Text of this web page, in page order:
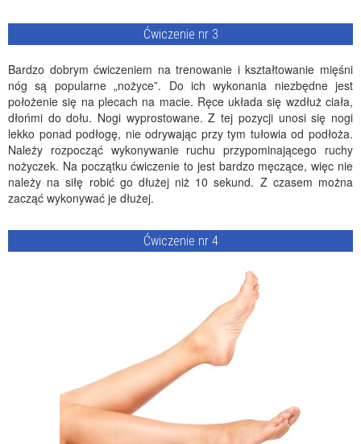
Ćwiczenie nr 3
Bardzo dobrym ćwiczeniem na trenowanie i kształtowanie mięśni
nóg są popularne „nożyce”. Do ich wykonania niezbędne jest
położenie się na plecach na macie. Ręce układa się wzdłuż ciała,
dłońmi do dołu. Nogi wyprostowane. Z tej pozycji unosi się nogi
lekko ponad podłogę, nie odrywając przy tym tułowia od podłoża.
Należy rozpocząć wykonywanie ruchu przypominającego ruchy
nożyczek. Na początku ćwiczenie to jest bardzo męczące, więc nie
należy na siłę robić go dłużej niż 10 sekund. Z czasem można
zacząć wykonywać je dłużej.
Ćwiczenie nr 4